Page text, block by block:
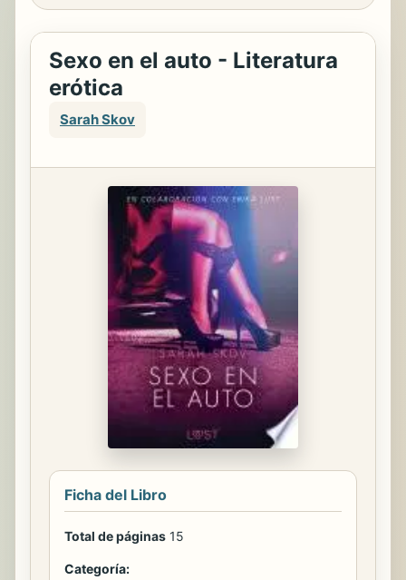
Sexo en el auto - Literatura
erótica
Sarah Skov
Ficha del Libro
Total de páginas 15
Categoría: